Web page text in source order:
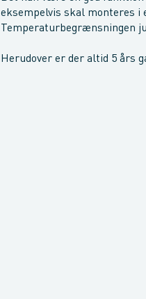
eksempelvis skal monteres i
Temperaturbegrænsningen
Herudover er der altid 5 års